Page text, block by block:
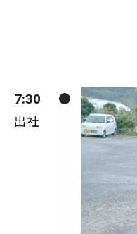
7:30
出社